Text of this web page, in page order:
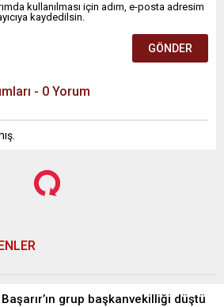
kullanılması için adım, e-posta adresim
kaydedilsin.
- 0 Yorum
Başarır’ın grup başkanvekilliği düştü